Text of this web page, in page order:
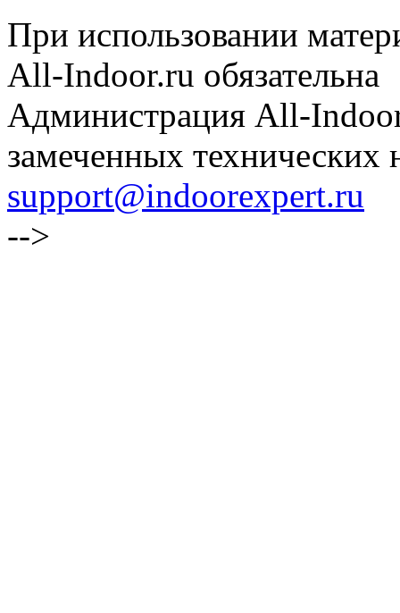
При использовании
All-Indoor.ru обязательна
Администрация All-
замеченных технических
support@indoorexpert.ru
-->